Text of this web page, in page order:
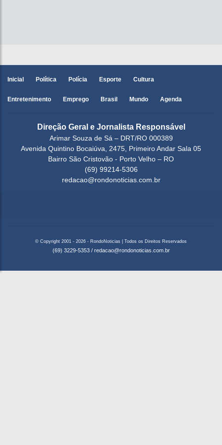
Inicial Política Polícia Esporte Cultura
Entretenimento Emprego Brasil Mundo Agenda
Direção Geral e Jornalista Responsável
Arimar Souza de Sá – DRT/RO 000389
Avenida Quintino Bocaiúva, 2475, Primeiro Andar Sala 05
Bairro São Cristovão - Porto Velho – RO
(69) 99214-5306
redacao@rondonoticias.com.br
© Copyright 2001 - 2026 - RondoNoticias | Todos os Direitos Reservados
(69) 3229-5353 / redacao@rondonoticias.com.br